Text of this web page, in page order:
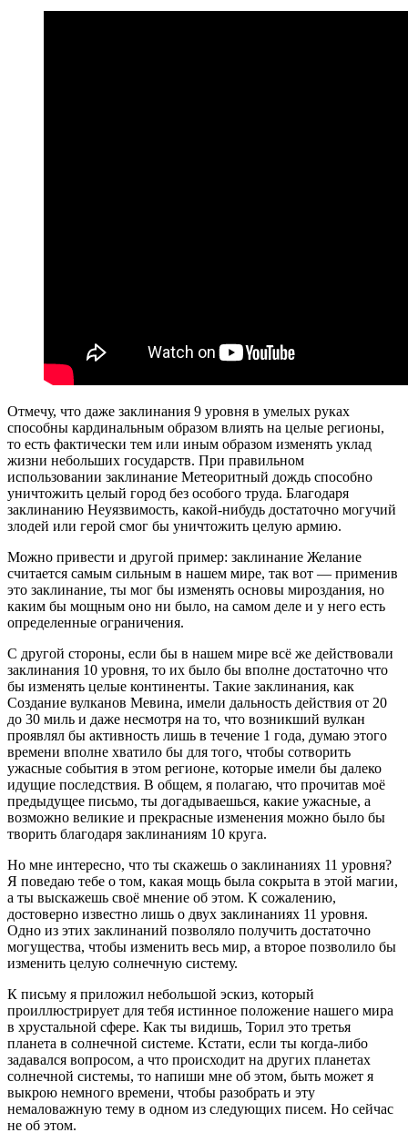
Отмечу, что даже заклинания 9 уровня в умелых руках
способны кардинальным образом влиять на целые регионы,
то есть фактически тем или иным образом изменять уклад
жизни небольших государств. При правильном
использовании заклинание Метеоритный дождь способно
уничтожить целый город без особого труда. Благодаря
заклинанию Неуязвимость, какой-нибудь достаточно могучий
злодей или герой смог бы уничтожить целую армию.
Можно привести и другой пример: заклинание Желание
считается самым сильным в нашем мире, так вот — применив
это заклинание, ты мог бы изменять основы мироздания, но
каким бы мощным оно ни было, на самом деле и у него есть
определенные ограничения.
С другой стороны, если бы в нашем мире всё же действовали
заклинания 10 уровня, то их было бы вполне достаточно что
бы изменять целые континенты. Такие заклинания, как
Создание вулканов Мевина, имели дальность действия от 20
до 30 миль и даже несмотря на то, что возникший вулкан
проявлял бы активность лишь в течение 1 года, думаю этого
времени вполне хватило бы для того, чтобы сотворить
ужасные события в этом регионе, которые имели бы далеко
идущие последствия. В общем, я полагаю, что прочитав моё
предыдущее письмо, ты догадываешься, какие ужасные, а
возможно великие и прекрасные изменения можно было бы
творить благодаря заклинаниям 10 круга.
Но мне интересно, что ты скажешь о заклинаниях 11 уровня?
Я поведаю тебе о том, какая мощь была сокрыта в этой магии,
а ты выскажешь своё мнение об этом. К сожалению,
достоверно известно лишь о двух заклинаниях 11 уровня.
Одно из этих заклинаний позволяло получить достаточно
могущества, чтобы изменить весь мир, а второе позволило бы
изменить целую солнечную систему.
К письму я приложил небольшой эскиз, который
проиллюстрирует для тебя истинное положение нашего мира
в хрустальной сфере. Как ты видишь, Торил это третья
планета в солнечной системе. Кстати, если ты когда-либо
задавался вопросом, а что происходит на других планетах
солнечной системы, то напиши мне об этом, быть может я
выкрою немного времени, чтобы разобрать и эту
немаловажную тему в одном из следующих писем. Но сейчас
не об этом.